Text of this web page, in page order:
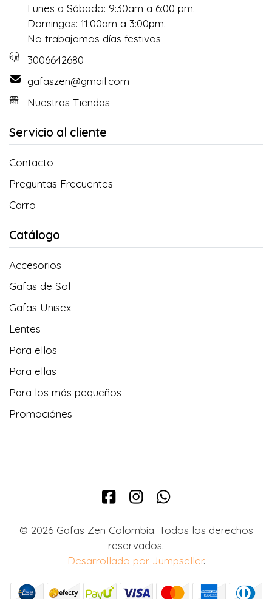
Lunes a Sábado: 9:30am a 6:00 pm.
Domingos: 11:00am a 3:00pm.
No trabajamos días festivos
3006642680
gafaszen@gmail.com
Nuestras Tiendas
Servicio al cliente
Contacto
Preguntas Frecuentes
Carro
Catálogo
Accesorios
Gafas de Sol
Gafas Unisex
Lentes
Para ellos
Para ellas
Para los más pequeños
Promociónes
© 2026 Gafas Zen Colombia. Todos los derechos
reservados.
Desarrollado por Jumpseller.